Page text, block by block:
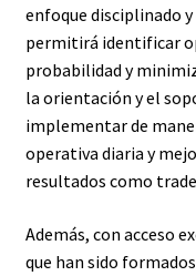
enfoque disciplinado
permitirá identificar
probabilidad y
la orientación y el
implementar de
operativa diaria y
resultados como
Además, con acceso
que han sido